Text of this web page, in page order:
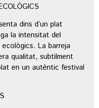
dins d’un plat
la intensitat del
La barreja
qualitat, subtilment
en un autèntic festival